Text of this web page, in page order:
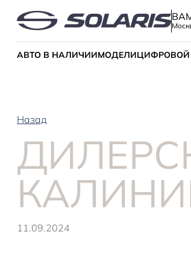
АВТО В НАЛИЧИИМОДЕЛИ
Назад
11.09.2024